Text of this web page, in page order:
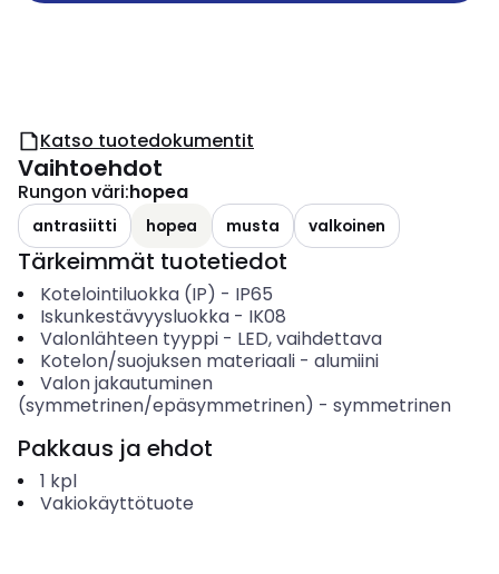
Katso tuotedokumentit
Vaihtoehdot
Rungon väri:hopea
antrasiitti hopea musta valkoinen
Tärkeimmät tuotetiedot
Kotelointiluokka (IP) - IP65
Iskunkestävyysluokka- IK08
Valonlähteen tyyppi- LED, vaihdettava
Kotelon/suojuksen materiaali- alumiini
Valon jakautuminen
(symmetrinen/epäsymmetrinen) - symmetrinen
Pakkaus ja ehdot
1 kpl
Vakiokäyttötuote